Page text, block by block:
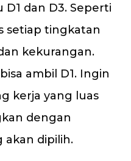
dan D3. Seperti
setiap tingkatan
kekurangan.
ambil D1. Ingin
kerja yang luas
dengan
akan dipilih.